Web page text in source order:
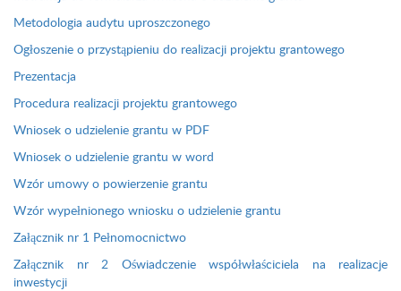
Metodologia audytu uproszczonego
Ogłoszenie o przystąpieniu do realizacji projektu grantowego
Prezentacja
Procedura realizacji projektu grantowego
Wniosek o udzielenie grantu w PDF
Wniosek o udzielenie grantu w word
Wzór umowy o powierzenie grantu
Wzór wypełnionego wniosku o udzielenie grantu
Załącznik nr 1 Pełnomocnictwo
Załącznik nr 2 Oświadczenie współwłaściciela na realizacje
inwestycji